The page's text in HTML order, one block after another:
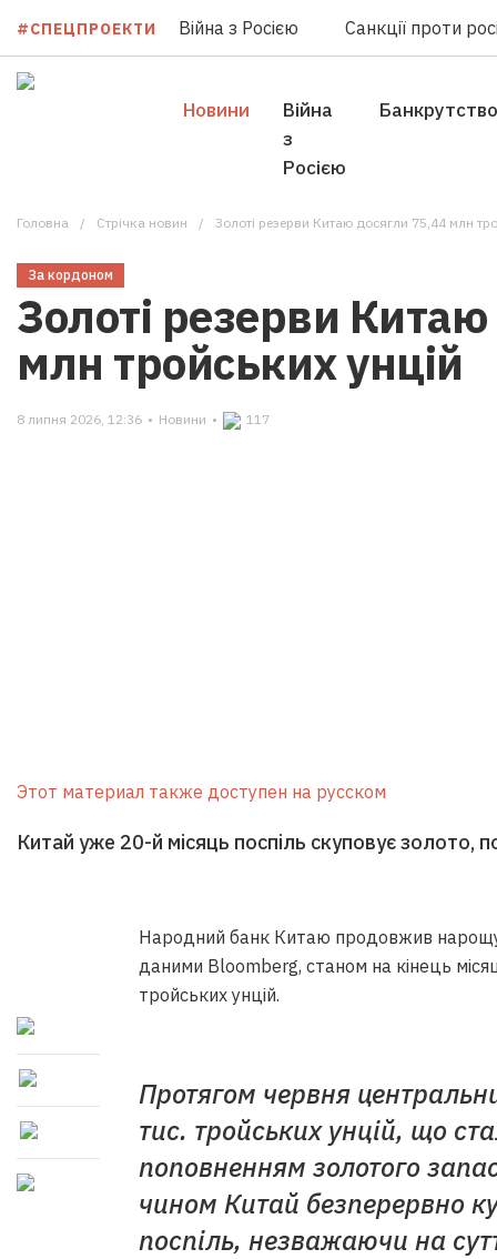
#СПЕЦПРОЕКТИ Війна з Росією Санкції проти
Новини
Війна
з
Росією
Банкрутство
Головна Стрічка новин Золоті резерви Китаю досягли 75,44 млн
За кордоном
Золоті резерви
млн тройських унцій
8 липня 2026, 12:36 • Новини • 117
Этот материал также доступен на русском
Китай уже 20-й місяць поспіль скуповує золото,
Народний банк Китаю продовжив
даними Bloomberg, станом на кінець
тройських унцій.
Протягом червня
тис. тройських унцій, що
поповненням золотого
чином Китай безперервно
поспіль, незважаючи на